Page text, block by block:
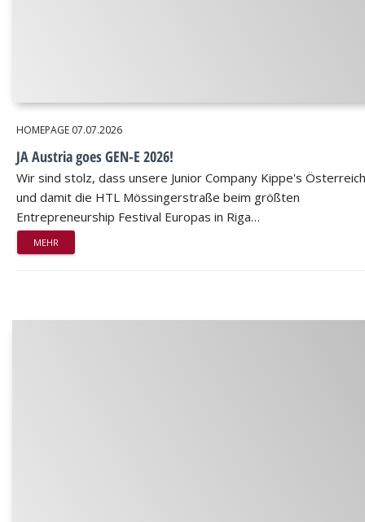
HOMEPAGE 07.07.2026
JA Austria goes GEN-E 2026!
Wir sind stolz, dass unsere Junior Company Kippe's Österreich
und damit die HTL Mössingerstraße beim größten
Entrepreneurship Festival Europas in Riga…
MEHR